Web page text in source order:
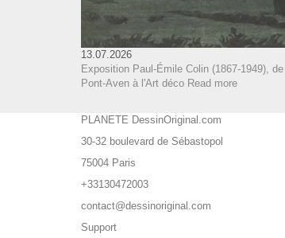
13.07.2026
Exposition Paul-Émile Colin (1867-1949), de
Pont-Aven à l'Art déco Read more
PLANETE DessinOriginal.com
30-32 boulevard de Sébastopol
75004 Paris
+33130472003
contact@dessinoriginal.com
Support